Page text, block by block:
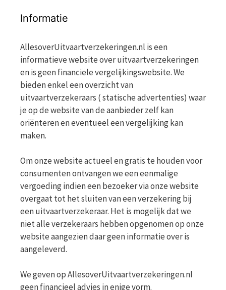
Informatie
AllesoverUitvaartverzekeringen.nl is een
informatieve website over uitvaartverzekeringen
en is geen financiële vergelijkingswebsite. We
bieden enkel een overzicht van
uitvaartverzekeraars ( statische advertenties) waar
je op de website van de aanbieder zelf kan
oriënteren en eventueel een vergelijking kan
maken.
Om onze website actueel en gratis te houden voor
consumenten ontvangen we een eenmalige
vergoeding indien een bezoeker via onze website
overgaat tot het sluiten van een verzekering bij
een uitvaartverzekeraar. Het is mogelijk dat we
niet alle verzekeraars hebben opgenomen op onze
website aangezien daar geen informatie over is
aangeleverd.
We geven op AllesoverUitvaartverzekeringen.nl
geen financieel advies in enige vorm.